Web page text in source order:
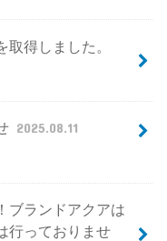
得しました。
2025.08.11
ブランドアクアは
行っておりませ